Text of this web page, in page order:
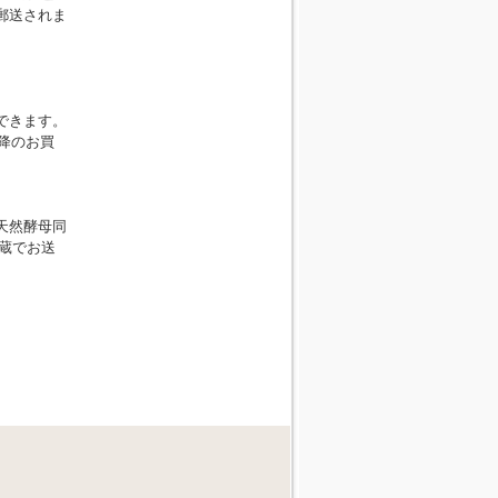
送されま
ます。
のお買
然酵母同
でお送